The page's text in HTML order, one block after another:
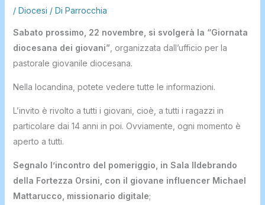
/ Diocesi / Di Parrocchia
Sabato prossimo, 22 novembre, si svolgerà la “Giornata
diocesana dei giovani”, organizzata dall’ufficio per la
pastorale giovanile diocesana.
Nella locandina, potete vedere tutte le informazioni.
L’invito è rivolto a tutti i giovani, cioè, a tutti i ragazzi in
particolare dai 14 anni in poi. Ovviamente, ogni momento è
aperto a tutti.
Segnalo l’incontro del pomeriggio, in Sala Ildebrando
della Fortezza Orsini, con il giovane influencer Michael
Mattarucco, missionario digitale;